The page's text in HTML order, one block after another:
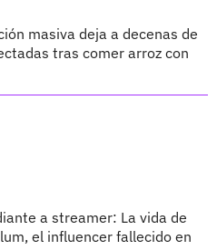
masiva deja a decenas de
tras comer arroz con
a streamer: La vida de
el influencer fallecido en